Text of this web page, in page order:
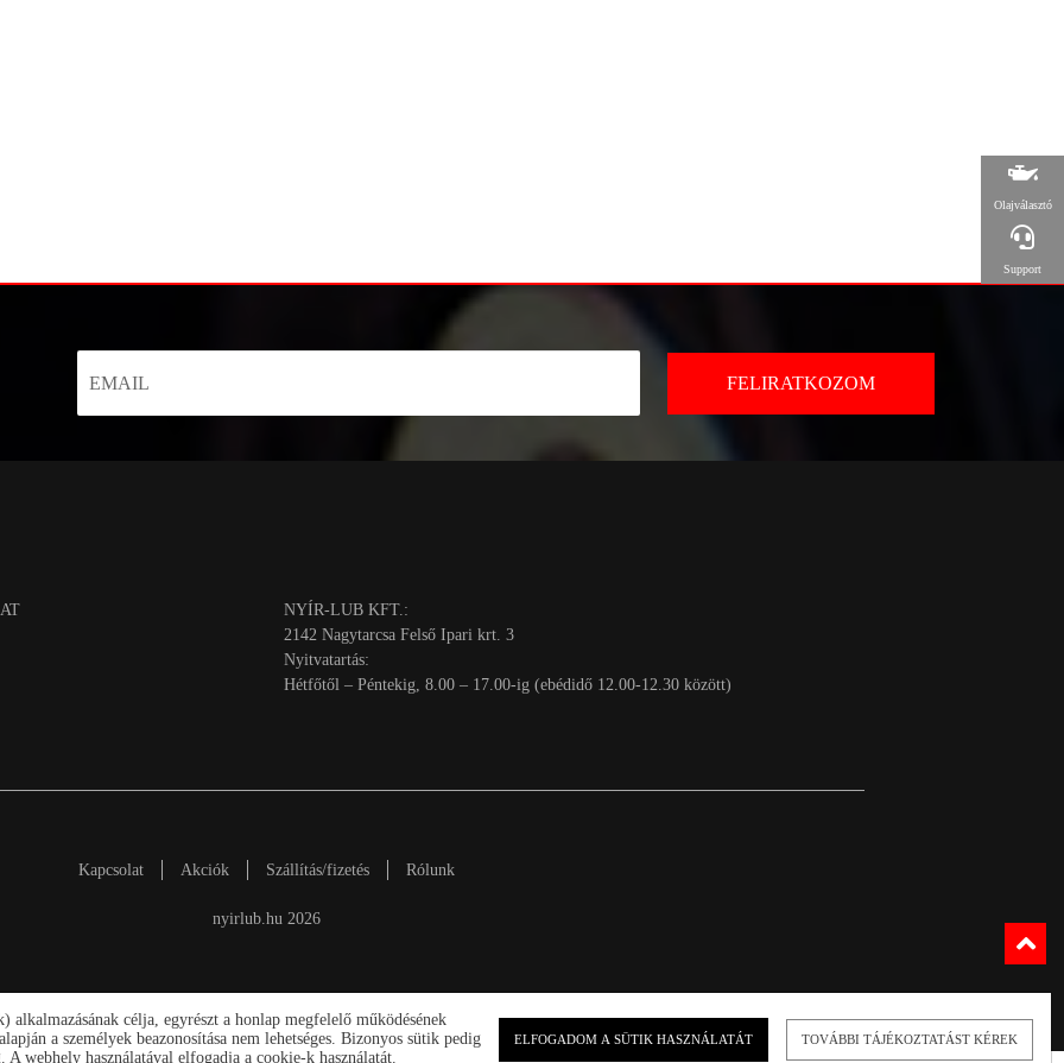
NYÍR-LUB KFT.:
2142 Nagytarcsa Felső Ipari krt. 3
Nyitvatartás:
Hétfőtől – Péntekig, 8.00 – 17.00-ig (ebédidő 12.00-12.30 között)
Kapcsolat Akciók Szállítás/fizetés Rólunk
nyirlub.hu 2026
Olajválasztó
Support
célja, egyrészt a honlap megfelelő működésének
a személyek beazonosítása nem lehetséges. Bizonyos sütik pedig
webhely használatával elfogadja a cookie-k használatát.
ELFOGADOM A SÜTIK HASZNÁLATÁT TOVÁBBI TÁJÉKOZTATÁST KÉREK